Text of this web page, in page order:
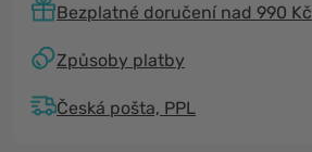
Bezplatné doručení nad 990 Kč
Způsoby platby
Česká pošta, PPL